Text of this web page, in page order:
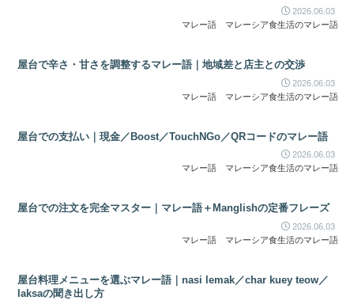
2026.06.03
マレー語
マレーシア食生活のマレー語
屋台で辛さ・甘さを調整するマレー語｜地域差と店主との交渉
2026.06.03
マレー語
マレーシア食生活のマレー語
屋台での支払い｜現金／Boost／TouchNGo／QRコードのマレー語
2026.06.03
マレー語
マレーシア食生活のマレー語
屋台での注文を完全マスター｜マレー語＋Manglishの定番フレーズ
2026.06.03
マレー語
マレーシア食生活のマレー語
屋台料理メニューを選ぶマレー語｜nasi lemak／char kuey teow／
laksaの聞き出し方